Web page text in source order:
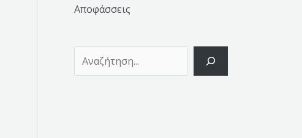
Αποφάσσεις